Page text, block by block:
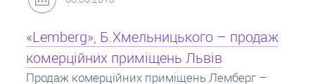
Кредит під заставу нерухомості: іпотека
Іпотека на квартиру – кредит на житло під
заставу нерухомості. Купити в іпотеку – що